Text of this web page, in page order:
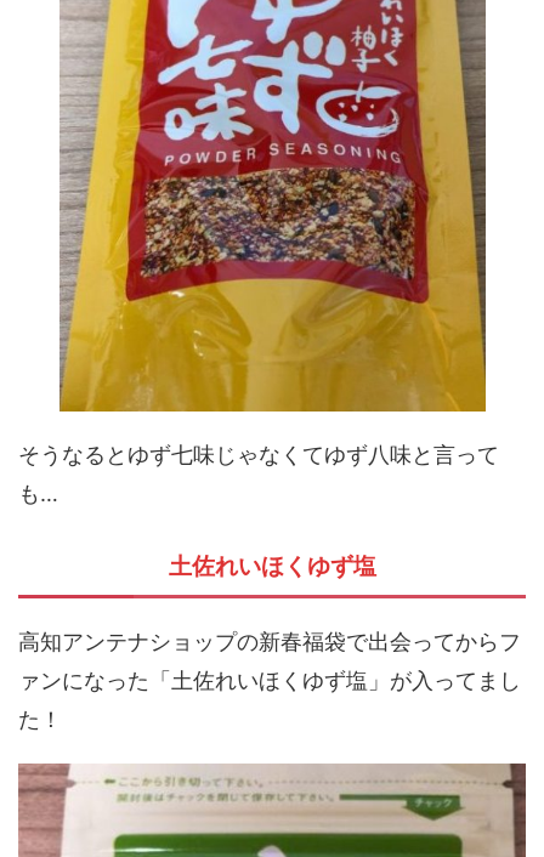
そうなるとゆず七味じゃなくてゆず八味と言って
も…
土佐れいほくゆず塩
高知アンテナショップの新春福袋で出会ってからフ
ァンになった「土佐れいほくゆず塩」が入ってまし
た！